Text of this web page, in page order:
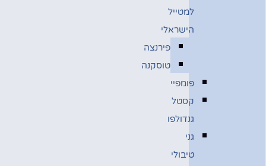
למטייל
הישראלי
פירנצה
טוסקנה
פומפיי
קסטל
גנדולפו
גני
טיבולי